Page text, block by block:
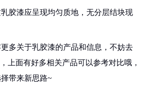
胶漆应呈现均匀质地，无分层结块现
多关于乳胶漆的产品和信息，不妨去
上面有好多相关产品可以参考对比哦，
带来新思路~